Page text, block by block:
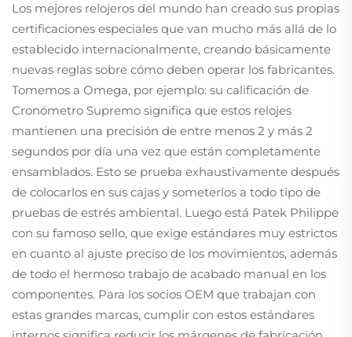
Los mejores relojeros del mundo han creado sus propias
certificaciones especiales que van mucho más allá de lo
establecido internacionalmente, creando básicamente
nuevas reglas sobre cómo deben operar los fabricantes.
Tomemos a Omega, por ejemplo: su calificación de
Cronómetro Supremo significa que estos relojes
mantienen una precisión de entre menos 2 y más 2
segundos por día una vez que están completamente
ensamblados. Esto se prueba exhaustivamente después
de colocarlos en sus cajas y someterlos a todo tipo de
pruebas de estrés ambiental. Luego está Patek Philippe
con su famoso sello, que exige estándares muy estrictos
en cuanto al ajuste preciso de los movimientos, además
de todo el hermoso trabajo de acabado manual en los
componentes. Para los socios OEM que trabajan con
estas grandes marcas, cumplir con estos estándares